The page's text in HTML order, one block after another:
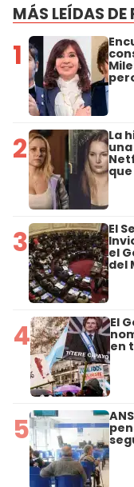
MÁS LEÍDAS DE
1
2 La
3 El
el
del
4 El
en
5